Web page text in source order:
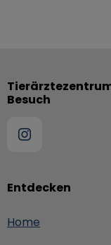
Entdecken
Home
Besuch